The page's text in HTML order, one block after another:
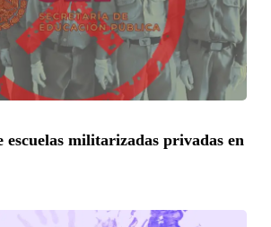
escuelas militarizadas privadas en